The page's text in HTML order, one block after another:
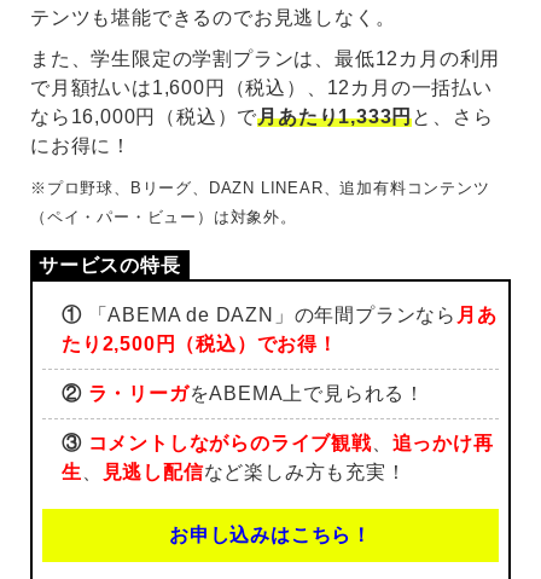
テンツも堪能できるのでお見逃しなく。
また、学生限定の学割プランは、最低12カ月の利用
で月額払いは1,600円（税込）、12カ月の一括払い
なら16,000円（税込）で月あたり1,333円と、さら
にお得に！
※プロ野球、Bリーグ、DAZN LINEAR、追加有料コンテンツ
（ペイ・パー・ビュー）は対象外。
①「ABEMA de DAZN」の年間プランなら 月あ
たり2,500円（税込）でお得！
② ラ・リーガをABEMA上で見られる！
③ コメントしながらのライブ観戦、 追っかけ再
生
見逃し配信など楽しみ方も充実！
お申し込みはこちら！